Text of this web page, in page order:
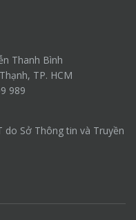
Thanh Bình
TP. HCM
989
do Sở Thông tin và Truyền